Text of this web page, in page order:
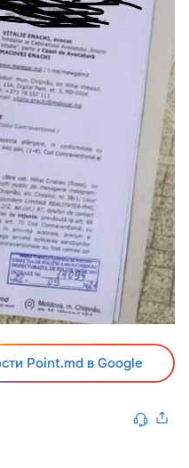
Point.md в Google